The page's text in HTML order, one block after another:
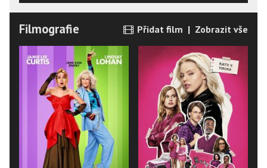
Filmografie Přidat film | Zobrazit vše